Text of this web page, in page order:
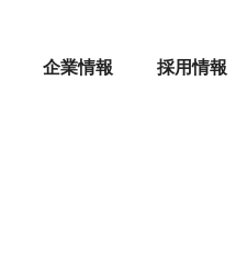
企業情報 採用情報